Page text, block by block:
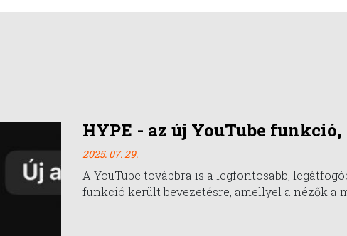
HYPE - az új YouTube
2025. 07. 29.
A YouTube továbbra is a legfontosabb,
funkció került bevezetésre, amellyel a nézők a